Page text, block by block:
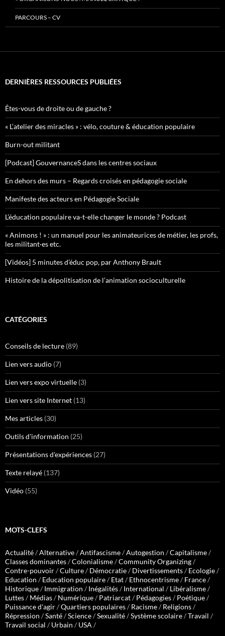
PARCOURS – CV
DERNIÈRES RESSOURCES PUBLIÉES
Êtes-vous de droite ou de gauche ?
« L’atelier des miracles » : vélo, couture & éducation populaire
Burn-out militant
[Podcast] GouvernanceS dans les centres sociaux
En dehors des murs – Regards croisés en pédagogie sociale
Manifeste des acteurs en Pédagogie Sociale
L’éducation populaire va-t-elle changer le monde ? Podcast
« Animons ! » : un manuel pour les animateurices de métier, les profs,
les militant·es etc.
[Vidéos] 5 minutes d’éduc pop, par Anthony Brault
Histoire de la dépolitisation de l’animation socioculturelle
CATÉGORIES
Conseils de lecture (89)
Lien vers audio (7)
Lien vers expo virtuelle (3)
Lien vers site Internet (13)
Mes articles (30)
Outils d'information (25)
Présentations d'expériences (27)
Texte relayé (137)
Vidéo (55)
MOTS-CLEFS
Actualité/Alternative/Antifascisme/Autogestion /Capitalisme/
Classes dominantes/Colonialisme/Community Organizing/
Contre-pouvoir/Culture/ Démocratie/ Divertissements/ Ecologie/
Education / Education populaire/ Etat/ Ethnocentrisme/ France/
Historique/ Immigration / Inégalités/ International / Libéralisme/
Luttes/ Médias/ Numérique/ Patriarcat/ Pédagogies/ Poétique/
Puissance d'agir/Quartiers populaires/ Racisme/ Religions/
Répression /Santé/Science/Sexualité/Système scolaire/Travail /
Travail social / Urbain / USA /